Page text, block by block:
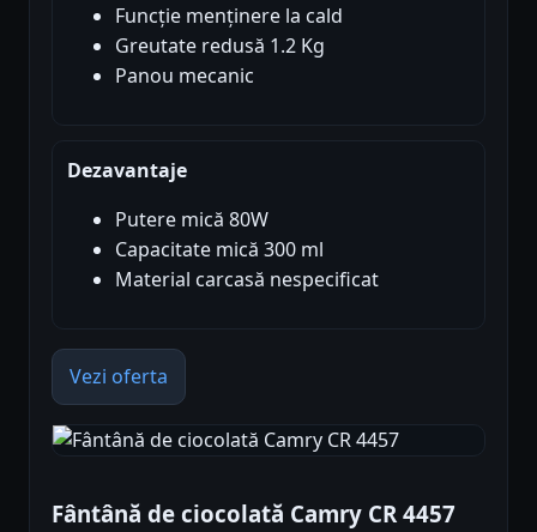
Funcție menținere la cald
Greutate redusă 1.2 Kg
Panou mecanic
Dezavantaje
Putere mică 80W
Capacitate mică 300 ml
Material carcasă nespecificat
Vezi oferta
Fântână de ciocolată Camry CR 4457